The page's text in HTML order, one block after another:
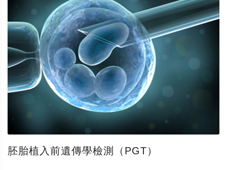
胚胎植入前遺傳學檢測（PGT）